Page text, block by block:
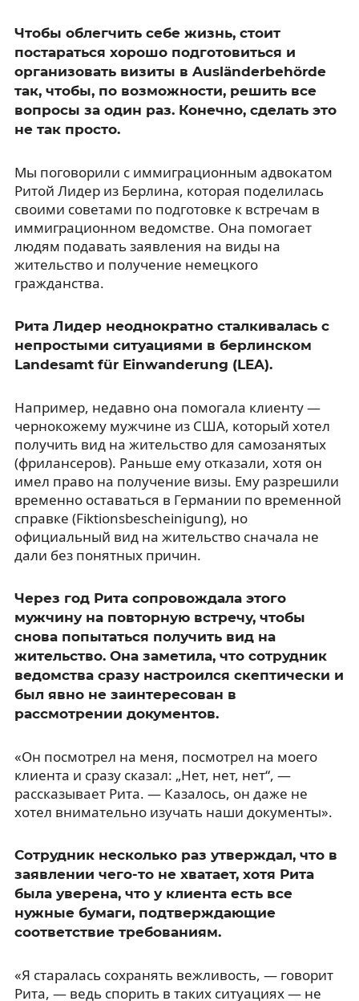
Чтобы облегчить себе жизнь, стоит
постараться хорошо подготовиться и
организовать визиты в Ausländerbehörde
так, чтобы, по возможности, решить все
вопросы за один раз. Конечно, сделать это
не так просто.
Мы поговорили с иммиграционным адвокатом
Ритой Лидер из Берлина, которая поделилась
своими советами по подготовке к встречам в
иммиграционном ведомстве. Она помогает
людям подавать заявления на виды на
жительство и получение немецкого
гражданства.
Рита Лидер неоднократно сталкивалась с
непростыми ситуациями в берлинском
Landesamt für Einwanderung (LEA).
Например, недавно она помогала клиенту —
чернокожему мужчине из США, который хотел
получить вид на жительство для самозанятых
(фрилансеров). Раньше ему отказали, хотя он
имел право на получение визы. Ему разрешили
временно оставаться в Германии по временной
справке (Fiktionsbescheinigung), но
официальный вид на жительство сначала не
дали без понятных причин.
Через год Рита сопровождала этого
мужчину на повторную встречу, чтобы
снова попытаться получить вид на
жительство. Она заметила, что сотрудник
ведомства сразу настроился скептически и
был явно не заинтересован в
рассмотрении документов.
«Он посмотрел на меня, посмотрел на моего
клиента и сразу сказал: „Нет, нет, нет“, —
рассказывает Рита. — Казалось, он даже не
хотел внимательно изучать наши документы».
Сотрудник несколько раз утверждал, что в
заявлении чего-то не хватает, хотя Рита
была уверена, что у клиента есть все
нужные бумаги, подтверждающие
соответствие требованиям.
«Я старалась сохранять вежливость, — говорит
Рита, — ведь спорить в таких ситуациях — не